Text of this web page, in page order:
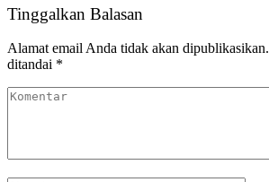
Tinggalkan Balasan
Alamat email Anda tidak akan dipublikasikan.
ditandai *